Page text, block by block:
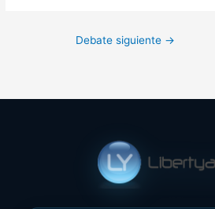
Debate siguiente →